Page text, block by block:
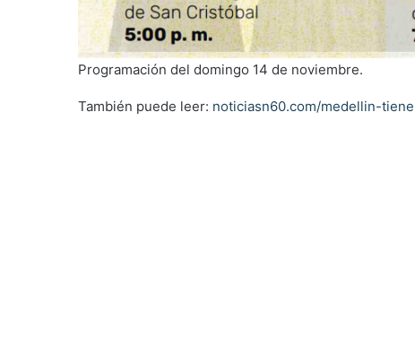
Programación del domingo 14 de noviembre.
También puede leer: noticiasn60.com/medellin-